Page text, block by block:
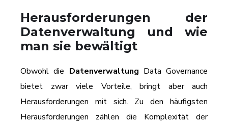
Herausforderungen der
Datenverwaltung und wie
man sie bewältigt
Obwohl die Datenverwaltung Data Governance
bietet zwar viele Vorteile, bringt aber auch
Herausforderungen mit sich. Zu den häufigsten
Herausforderungen zählen die Komplexität der